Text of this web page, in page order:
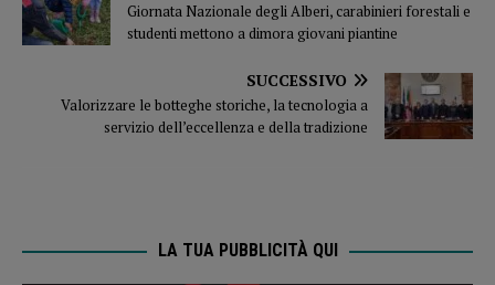
Giornata Nazionale degli Alberi, carabinieri forestali e
studenti mettono a dimora giovani piantine
SUCCESSIVO
Valorizzare le botteghe storiche, la tecnologia a
servizio dell’eccellenza e della tradizione
LA TUA PUBBLICITÀ QUI